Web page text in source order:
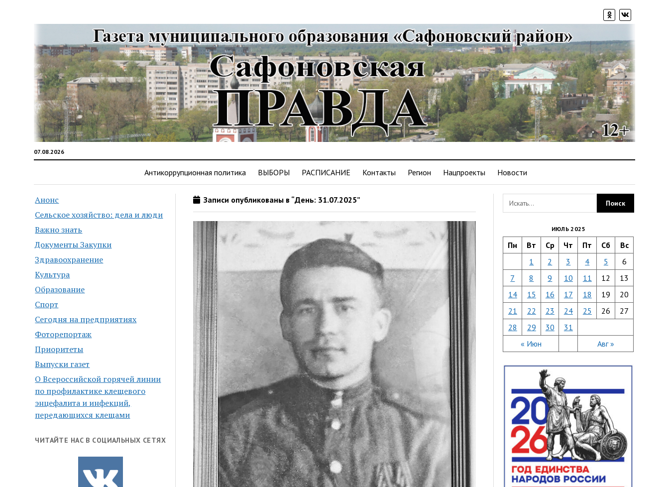
07.08.2026
Антикоррупционная политика ВЫБОРЫ РАСПИСАНИЕ Контакты Регион Нацпроекты Новости
Анонс
Сельское хозяйство: дела и люди
Важно знать
Документы Закупки
Здравоохранение
Культура
Образование
Спорт
Сегодня на предприятиях
Фоторепортаж
Приоритеты
Выпуски газет
О Всероссийской горячей линии
по профилактике клещевого
энцефалита и инфекций,
передающихся клещами
ЧИТАЙТЕ НАС В СОЦИАЛЬНЫХ СЕТЯХ
Записи опубликованы в “День: 31.07.2025”
ИЮЛЬ 2025
Пн Вт Ср Чт Пт Сб Вс
« Июн Авг »
1 2 3 4 5
6
7
8 9 10 11 12
13
14
15 16 17 18 19
20
21
22 23 24 25 26
27
28
29 30 31